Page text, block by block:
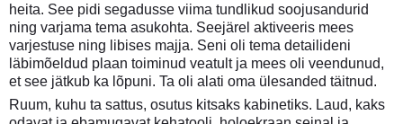
heita. See pidi segadusse viima tundlikud soojusandurid
ning varjama tema asukohta. Seejärel aktiveeris mees
varjestuse ning libises majja. Seni oli tema detailideni
läbimõeldud plaan toiminud veatult ja mees oli veendunud,
et see jätkub ka lõpuni. Ta oli alati oma ülesanded täitnud.
Ruum, kuhu ta sattus, osutus kitsaks kabinetiks. Laud, kaks